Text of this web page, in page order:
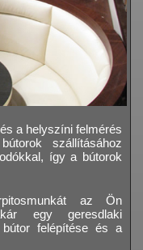
a helyszíni felmérés
szállításához
így a bútorok
az Ön
egy geresdlaki
felépítése és a